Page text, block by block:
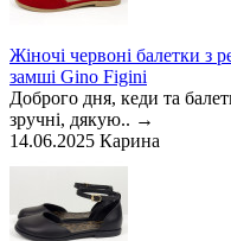
Жіночі червоні балетки з
замші Gino Figini
Доброго дня, кеди та
зручні, дякую.. →
14.06.2025 Карина